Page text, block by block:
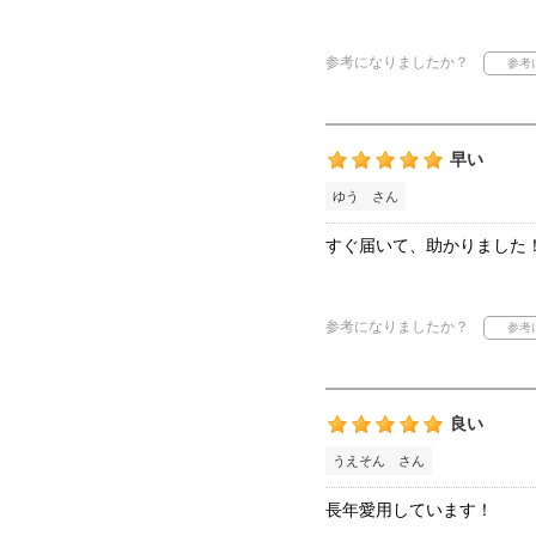
参考になりましたか？
早い
ゆう さん
すぐ届いて、助かりました
参考になりましたか？
良い
うえそん さん
長年愛用しています！